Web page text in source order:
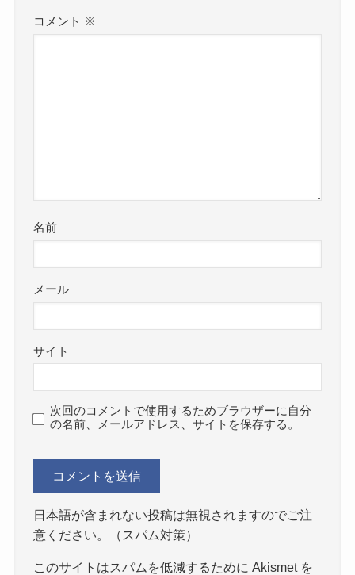
コメント ※
名前
メール
サイト
次回のコメントで使用するためブラウザーに自分
の名前、メールアドレス、サイトを保存する。
日本語が含まれない投稿は無視されますのでご注
意ください。（スパム対策）
このサイトはスパムを低減するために Akismet を